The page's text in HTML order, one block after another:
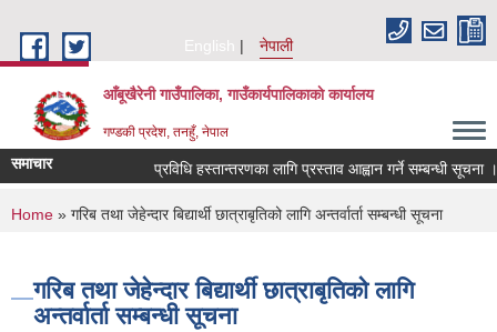
English
नेपाली
आँबूखैरेनी गाउँपालिका, गाउँकार्यपालिकाकाे कार्यालय
गण्डकी प्रदेश, तनहुँ, नेपाल
समाचार प्रविधि हस्तान्तरणका लागि प्रस्ताव आह्वान गर्ने सम्बन्धी सूचना ।
You are here
Home » गरिब तथा जेहेन्दार बिद्यार्थी छात्राबृतिको लागि अन्तर्वार्ता सम्बन्धी सूचना
गरिब तथा जेहेन्दार बिद्यार्थी छात्राबृतिको लागि
अन्तर्वार्ता सम्बन्धी सूचना